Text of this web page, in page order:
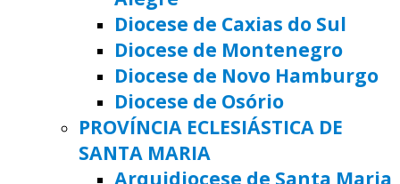
Diocese de Caxias do Sul
Diocese de Montenegro
Diocese de Novo Hamburgo
Diocese de Osório
PROVÍNCIA ECLESIÁSTICA DE
SANTA MARIA
Arquidiocese de Santa Maria